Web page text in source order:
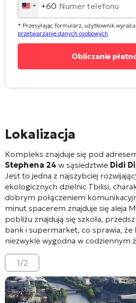
Malaysia
+60
+60
* Przesyłając formularz, użytkownik
przetwarzanie danych osobowych
Lokalizacja
Kompleks znajduje się pod
Stephena 24 w sąsiedztwie Didi
Jest to jedna z najszybciej
ekologicznych dzielnic Tbilisi,
dobrym połączeniem
minut spacerem znajduje się aleja
pobliżu znajdują się szkoła,
bank i supermarket, co sprawia, że
niezwykle wygodna w codziennym
1/2